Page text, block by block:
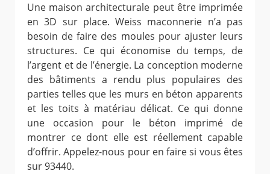
Une maison architecturale peut être imprimée
en 3D sur place. Weiss maconnerie n’a pas
besoin de faire des moules pour ajuster leurs
structures. Ce qui économise du temps, de
l’argent et de l’énergie. La conception moderne
des bâtiments a rendu plus populaires des
parties telles que les murs en béton apparents
et les toits à matériau délicat. Ce qui donne
une occasion pour le béton imprimé de
montrer ce dont elle est réellement capable
d’offrir. Appelez-nous pour en faire si vous êtes
sur 93440.